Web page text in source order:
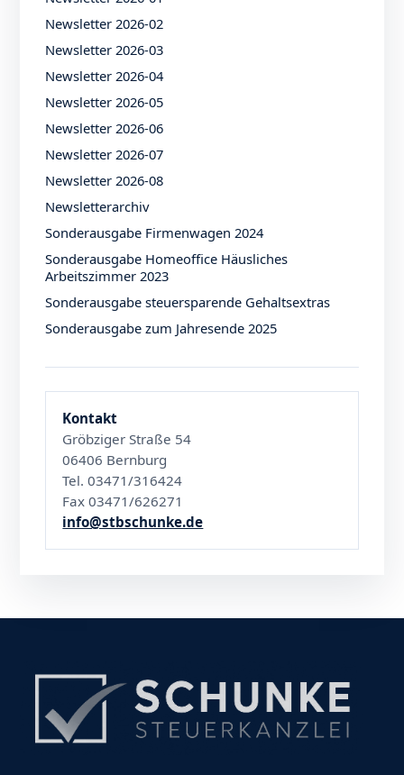
Newsletter 2026-02
Newsletter 2026-03
Newsletter 2026-04
Newsletter 2026-05
Newsletter 2026-06
Newsletter 2026-07
Newsletter 2026-08
Newsletterarchiv
Sonderausgabe Firmenwagen 2024
Sonderausgabe Homeoffice Häusliches
Arbeitszimmer 2023
Sonderausgabe steuersparende Gehaltsextras
Sonderausgabe zum Jahresende 2025
Kontakt
Gröbziger Straße 54
06406 Bernburg
Tel. 03471/316424
Fax 03471/626271
info@stbschunke.de